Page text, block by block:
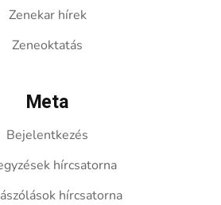
Zenekar hírek
Zeneoktatás
Meta
Bejelentkezés
hírcsatorna
hírcsatorna